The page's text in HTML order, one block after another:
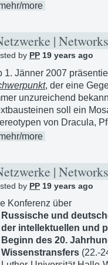
more
|
by PP 19 years ago
1. Jänner 2007
, der eine
unzureichend
soll ein
von Dracula,
more
|
by PP 19 years ago
Konferenz über
Russische und
der intellektuellen und
Beginn des 20.
Wissenstransfers (22.-